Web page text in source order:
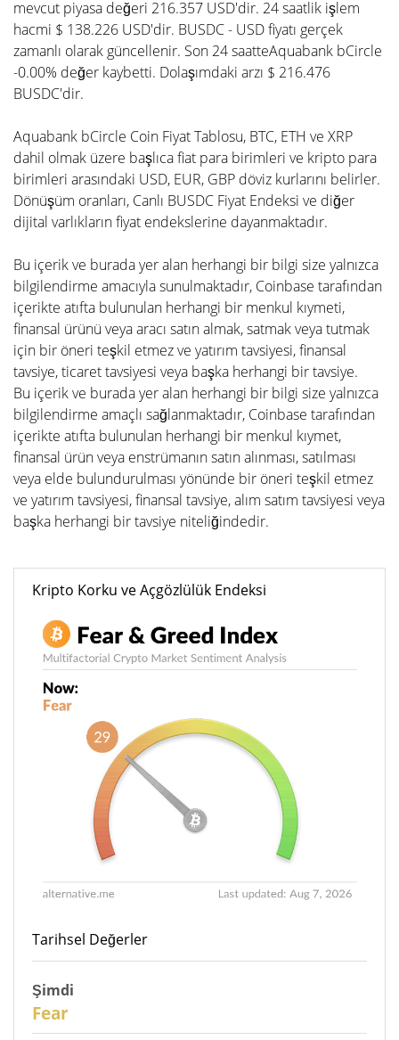
mevcut piyasa değeri 216.357 USD'dir. 24 saatlik işlem
hacmi $ 138.226 USD'dir. BUSDC - USD fiyatı gerçek
zamanlı olarak güncellenir. Son 24 saatteAquabank bCircle
-0.00% değer kaybetti. Dolaşımdaki arzı $ 216.476
BUSDC'dir.
Aquabank bCircle Coin Fiyat Tablosu, BTC, ETH ve XRP
dahil olmak üzere başlıca fiat para birimleri ve kripto para
birimleri arasındaki USD, EUR, GBP döviz kurlarını belirler.
Dönüşüm oranları, Canlı BUSDC Fiyat Endeksi ve diğer
dijital varlıkların fiyat endekslerine dayanmaktadır.
Bu içerik ve burada yer alan herhangi bir bilgi size yalnızca
bilgilendirme amacıyla sunulmaktadır, Coinbase tarafından
içerikte atıfta bulunulan herhangi bir menkul kıymeti,
finansal ürünü veya aracı satın almak, satmak veya tutmak
için bir öneri teşkil etmez ve yatırım tavsiyesi, finansal
tavsiye, ticaret tavsiyesi veya başka herhangi bir tavsiye.
Bu içerik ve burada yer alan herhangi bir bilgi size yalnızca
bilgilendirme amaçlı sağlanmaktadır, Coinbase tarafından
içerikte atıfta bulunulan herhangi bir menkul kıymet,
finansal ürün veya enstrümanın satın alınması, satılması
veya elde bulundurulması yönünde bir öneri teşkil etmez
ve yatırım tavsiyesi, finansal tavsiye, alım satım tavsiyesi veya
başka herhangi bir tavsiye niteliğindedir.
Kripto Korku ve Açgözlülük Endeksi
Tarihsel Değerler
Şimdi
Fear